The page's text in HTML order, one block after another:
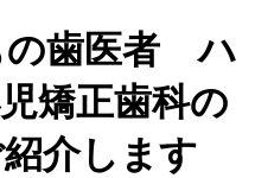
の歯医者 ハ
矯正歯科の
介します